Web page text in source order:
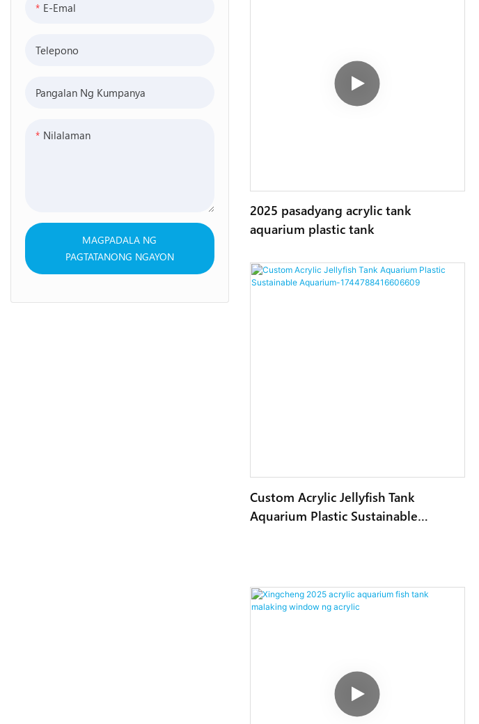
E-Emal
Telepono
Pangalan Ng Kumpanya
Nilalaman
MAGPADALA NG
PAGTATANONG NGAYON
2025 pasadyang acrylic tank
aquarium plastic tank
Custom Acrylic Jellyfish Tank
Aquarium Plastic Sustainable